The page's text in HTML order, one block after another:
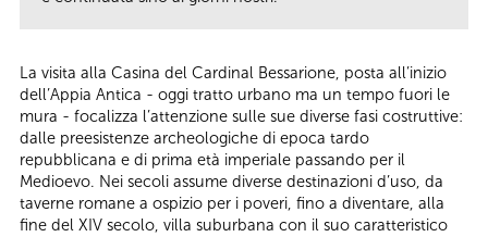
La visita alla Casina del Cardinal Bessarione, posta all’inizio
dell’Appia Antica - oggi tratto urbano ma un tempo fuori le
mura - focalizza l’attenzione sulle sue diverse fasi costruttive:
dalle preesistenze archeologiche di epoca tardo
repubblicana e di prima età imperiale passando per il
Medioevo. Nei secoli assume diverse destinazioni d’uso, da
taverne romane a ospizio per i poveri, fino a diventare, alla
fine del XIV secolo, villa suburbana con il suo caratteristico